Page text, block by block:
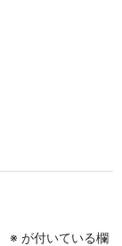
※ が付いている欄